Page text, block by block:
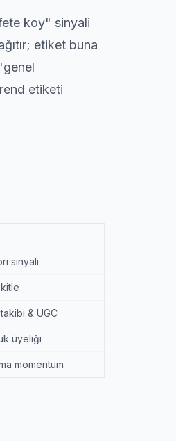
koy" sinyali
etiket buna
etiketi
sinyali
& UGC
üyeliği
momentum